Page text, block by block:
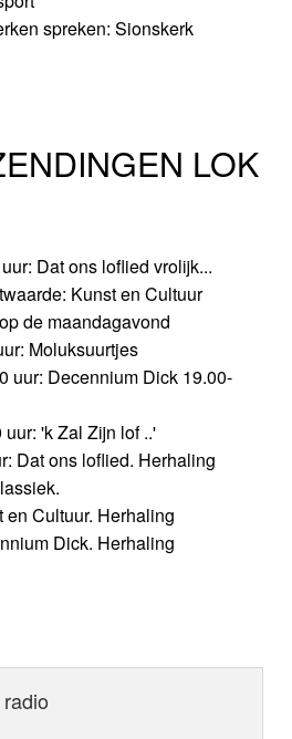
spreken: Sionskerk
LOK
Dat ons loflied vrolijk...
Kunst en Cultuur
de maandagavond
Moluksuurtjes
uur: Decennium Dick 19.00-
'k Zal Zijn lof ..'
Dat ons loflied. Herhaling
en Cultuur. Herhaling
Dick. Herhaling